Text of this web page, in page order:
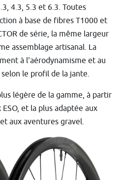
4.3, 5.3 et 6.3. Toutes
à base de fibres T1000 et
de série, la même largeur
assemblage artisanal. La
à l'aérodynamisme et au
le profil de la jante.
légère de la gamme, à partir
et la plus adaptée aux
aux aventures gravel.